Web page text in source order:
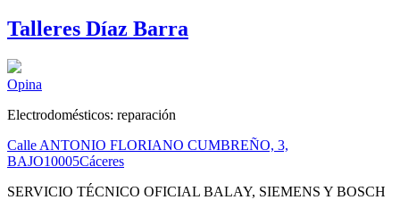
Talleres Díaz Barra
Opina
Electrodomésticos: reparación
Calle ANTONIO FLORIANO CUMBREÑO, 3,
BAJO10005Cáceres
SERVICIO TÉCNICO OFICIAL BALAY, SIEMENS Y BOSCH